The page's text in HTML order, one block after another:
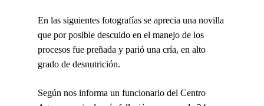
En las siguientes fotografías se aprecia una novilla
que por posible descuido en el manejo de los
procesos fue preñada y parió una cría, en alto
grado de desnutrición.
Según nos informa un funcionario del Centro